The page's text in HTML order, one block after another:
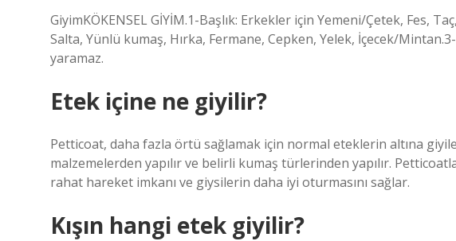
GiyimKÖKENSEL GİYİM.1-Başlık: Erkekler için Yemeni/Çetek, Fes,
Salta, Yünlü kumaş, Hırka, Fermane, Cepken, Yelek, İçecek/
yaramaz.
Etek içine ne giyilir?
Petticoat, daha fazla örtü sağlamak için normal eteklerin altına
malzemelerden yapılır ve belirli kumaş türlerinden yapılır.
rahat hareket imkanı ve giysilerin daha iyi oturmasını sağlar.
Kışın hangi etek giyilir?